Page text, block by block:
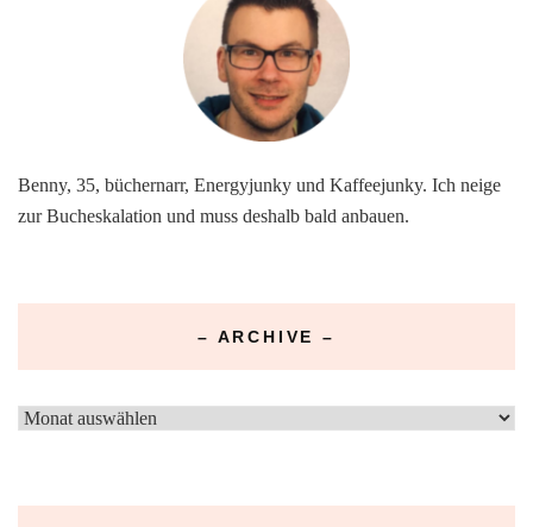
Benny, 35, büchernarr, Energyjunky und Kaffeejunky. Ich neige
zur Bucheskalation und muss deshalb bald anbauen.
– ARCHIVE –
–